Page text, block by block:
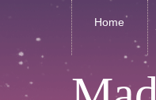
Home